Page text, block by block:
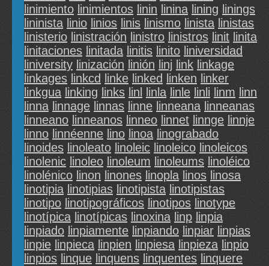
linimiento linimientos linin linina lining linings
lininista linio linios linis linismo linista linistas
linisterio linistración linistro linistros linit linita
linitaciones linitada linitis linito liniversidad
liniversity linización linión linj link linkage
linkages linkcd linke linked linken linker
linkgua linking links linl linla linle linli linm linn
linna linnage linnas linne linneana linneanas
linneano linneanos linneo linnet linnge linnje
linno linnéenne lino linoa linograbado
linoides linoleato linoleic linoleico linoleicos
linolenic linoleo linoleum linoleums linoléico
linolénico linon linones linopla linos linosa
linotipia linotipias linotipista linotipistas
linotipo linotipográficos linotipos linotype
linotípica linotípicas linoxina linp linpia
linpiado linpiamente linpiando linpiar linpias
linpie linpieca linpien linpiesa linpieza linpio
linpios linque linquens linquentes linquere